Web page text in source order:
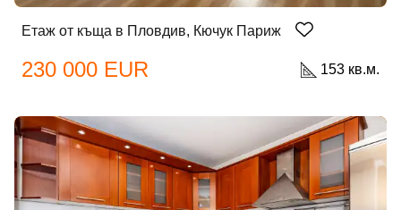
Етаж от къща в Пловдив, Кючук Париж
230 000 EUR 153 кв.м.